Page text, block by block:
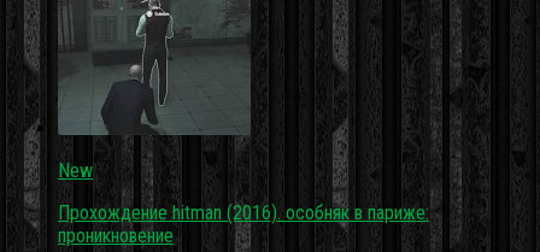
New
Прохождение hitman (2016). особняк в париже:
проникновение